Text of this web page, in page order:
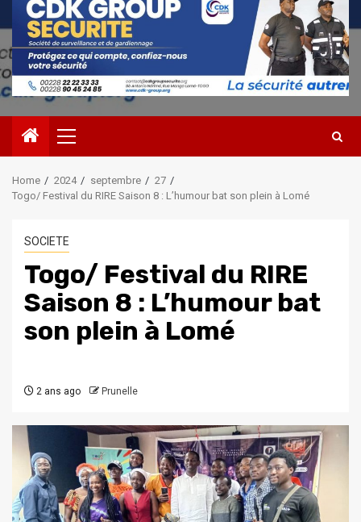
Primary
Menu
Home 2024 septembre
27
Togo/ Festival du RIRE Saison 8 : L’humour bat son plein à Lomé
SOCIETE
Togo/ Festival du RIRE
Saison 8 : L’humour bat
son plein à Lomé
2 ans ago Prunelle